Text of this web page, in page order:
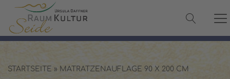
✓ 100 % Maulbeerseide
✓ Versand in 2–3 Werktagen
✓ Persönliche Beratung:
STARTSEITE » MATRATZENAUFLAGE 90 X 200 CM